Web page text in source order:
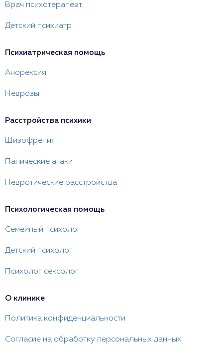
Врач психотерапевт
Детский психиатр
Психиатрическая помощь
Анорексия
Неврозы
Расстройства психики
Шизофрения
Панические атаки
Невротические расстройства
Психологическая помощь
Семейный психолог
Детский психолог
Психолог сексолог
О клинике
Политика конфиденциальности
Согласие на обработку персональных данных